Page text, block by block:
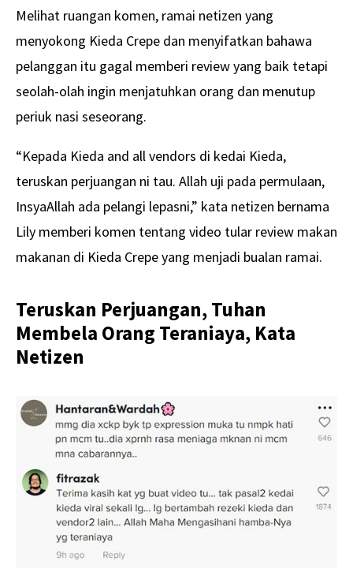
Melihat ruangan komen, ramai netizen yang
menyokong Kieda Crepe dan menyifatkan bahawa
pelanggan itu gagal memberi review yang baik tetapi
seolah-olah ingin menjatuhkan orang dan menutup
periuk nasi seseorang.
“Kepada Kieda and all vendors di kedai Kieda,
teruskan perjuangan ni tau. Allah uji pada permulaan,
InsyaAllah ada pelangi lepasni,” kata netizen bernama
Lily memberi komen tentang video tular review makan
makanan di Kieda Crepe yang menjadi bualan ramai.
Teruskan Perjuangan, Tuhan
Membela Orang Teraniaya, Kata
Netizen